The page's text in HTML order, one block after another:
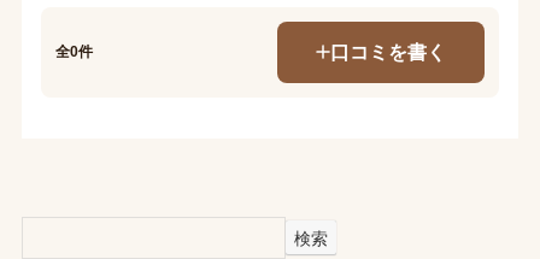
全0件 口コミを書く
検索